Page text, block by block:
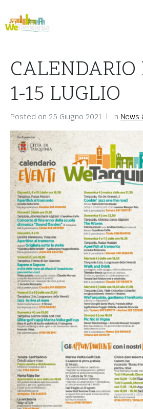
1-15 LUGLIO
Posted on 25 Giugno 2021 In News